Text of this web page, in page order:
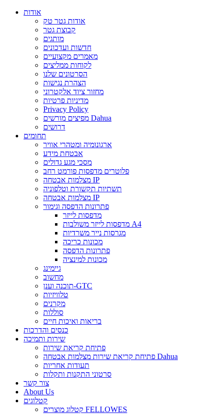
אודות
אודות גטר טק
קבוצת גטר
מותגים
חדשות ועדכונים
מאמרים מקצועיים
לקוחות ממליצים
הסרטונים שלנו
הצהרת נגישות
מחזור ציוד אלקטרוני
מדיניות פרטיות
Privacy Policy
מפיצים מורשים Dahua
דרושים
תחומים
ארגונומיה ומטהרי אוויר
אבטחת מידע
מסכי מגע גדולים
פלוטרים מדפסות פורמט רחב
מצלמות אבטחה IP
תשתיות תקשורת וטלפוניה
מצלמות אבטחה IP
פתרונות הדפסה וגימור
מדפסות לייזר
מדפסות לייזר משולבות A4
מגרסות נייר משרדיות
מכונות כריכה
פתרונות הדפסה
מכונות למינציה
גיימינג
מחשוב
תוכנה וענן-GTC
טלוויזיות
מקרנים
סוללות
בריאות ואיכות חיים
כנסים והדרכות
שירות ותמיכה
פתיחת קריאת שירות
פתיחת קריאת שירות מצלמות אבטחה Dahua
תעודות אחריות
סרטוני התקנות ותקלות
צור קשר
About Us
קטלוגים
קטלוג מוצרים FELLOWES